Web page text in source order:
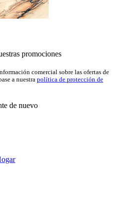
promociones
comercial sobre las ofertas de
a nuestra política de protección de
de nuevo